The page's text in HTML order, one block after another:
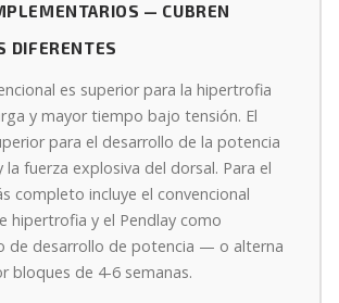
— CUBREN
DIFERENTES
es superior para la hipertrofia
y mayor tiempo bajo tensión. El
para el desarrollo de la potencia
la fuerza explosiva del dorsal. Para el
completo incluye el convencional
hipertrofia y el Pendlay como
de desarrollo de potencia — o alterna
bloques de 4-6 semanas.